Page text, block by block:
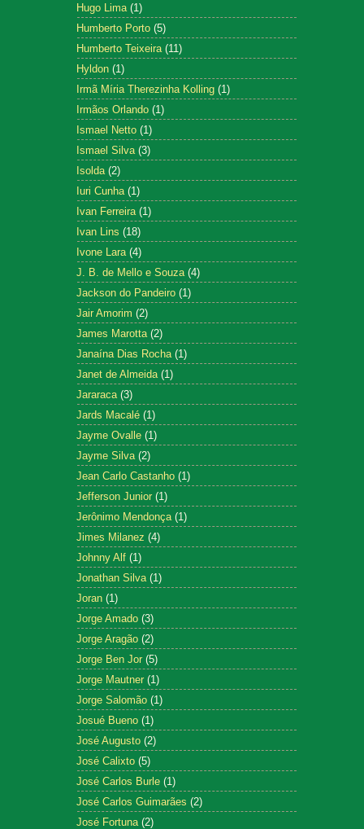
Hugo Lima (1)
Humberto Porto (5)
Humberto Teixeira (11)
Hyldon (1)
Irmã Míria Therezinha Kolling (1)
Irmãos Orlando (1)
Ismael Netto (1)
Ismael Silva (3)
Isolda (2)
Iuri Cunha (1)
Ivan Ferreira (1)
Ivan Lins (18)
Ivone Lara (4)
J. B. de Mello e Souza (4)
Jackson do Pandeiro (1)
Jair Amorim (2)
James Marotta (2)
Janaína Dias Rocha (1)
Janet de Almeida (1)
Jararaca (3)
Jards Macalé (1)
Jayme Ovalle (1)
Jayme Silva (2)
Jean Carlo Castanho (1)
Jefferson Junior (1)
Jerônimo Mendonça (1)
Jimes Milanez (4)
Johnny Alf (1)
Jonathan Silva (1)
Joran (1)
Jorge Amado (3)
Jorge Aragão (2)
Jorge Ben Jor (5)
Jorge Mautner (1)
Jorge Salomão (1)
Josué Bueno (1)
José Augusto (2)
José Calixto (5)
José Carlos Burle (1)
José Carlos Guimarães (2)
José Fortuna (2)